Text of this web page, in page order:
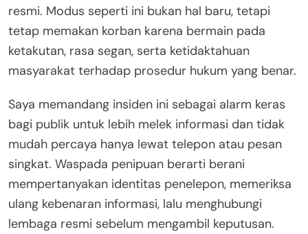
resmi. Modus seperti ini bukan hal baru, tetapi
tetap memakan korban karena bermain pada
ketakutan, rasa segan, serta ketidaktahuan
masyarakat terhadap prosedur hukum yang benar.
Saya memandang insiden ini sebagai alarm keras
bagi publik untuk lebih melek informasi dan tidak
mudah percaya hanya lewat telepon atau pesan
singkat. Waspada penipuan berarti berani
mempertanyakan identitas penelepon, memeriksa
ulang kebenaran informasi, lalu menghubungi
lembaga resmi sebelum mengambil keputusan.